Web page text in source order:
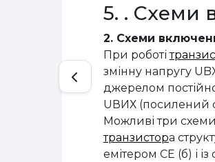
5. . Схеми
2. Схеми
При роботі
змінну напругу
джерелом
UВИХ (посилений
Можливі три
транзистора
емітером СЕ (б) і